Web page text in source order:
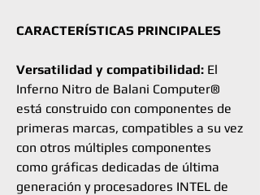
CARACTERÍSTICAS PRINCIPALES
Versatilidad y compatibilidad: El
Inferno Nitro de Balani Computer®
está construido con componentes de
primeras marcas, compatibles a su vez
con otros múltiples componentes
como gráficas dedicadas de última
generación y procesadores INTEL de